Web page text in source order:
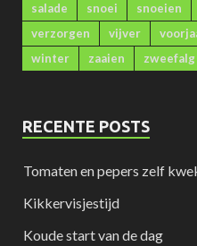
salade
snoei snoeien
verzorgen
vijver
winter
zaaien zweefalg
RECENTE POSTS
Tomaten en pepers zelf
Kikkervisjestijd
Koude start van de dag